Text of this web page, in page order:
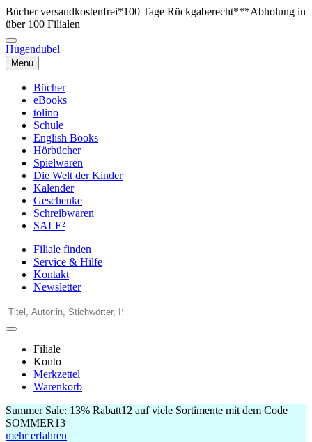
Bücher versandkostenfrei*100 Tage Rückgaberecht***Abholung in
über 100 Filialen
Hugendubel
Menu
Bücher
eBooks
tolino
Schule
English Books
Hörbücher
Spielwaren
Die Welt der Kinder
Kalender
Geschenke
Schreibwaren
SALE²
Filiale finden
Service & Hilfe
Kontakt
Newsletter
Filiale
Konto
Merkzettel
Warenkorb
Summer Sale: 13% Rabatt12 auf viele Sortimente mit dem Code
SOMMER13
mehr erfahren